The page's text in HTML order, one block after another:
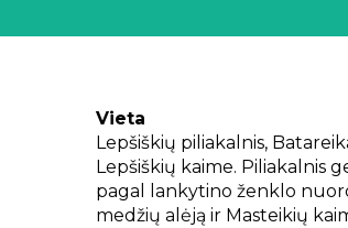
Vieta
Lepšiškių piliakalnis,
Lepšiškių kaime. Piliakalnis
pagal lankytino ženklo
medžių alėją ir Masteikių